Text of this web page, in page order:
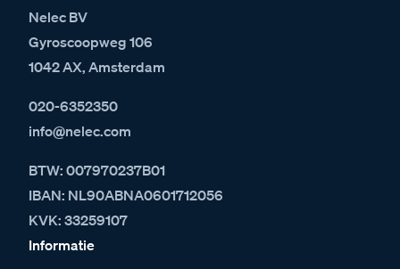
Nelec BV
Gyroscoopweg 106
1042 AX, Amsterdam
020-6352350
info@nelec.com
BTW: 007970237B01
IBAN: NL90ABNA0601712056
KVK: 33259107
Informatie